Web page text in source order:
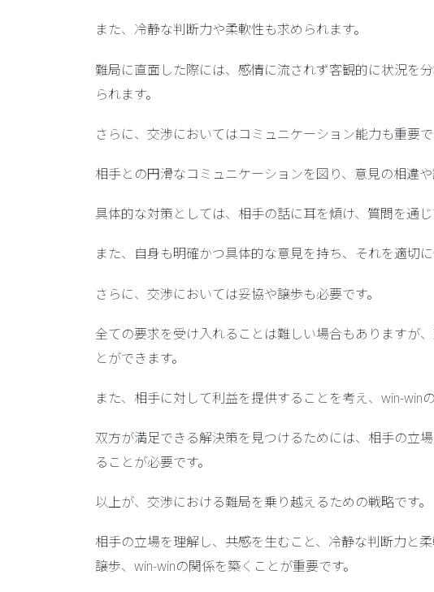
また、冷静な判断力や柔軟性も求められます。
難局に直面した際には、感情に流されず客観的に状況を
られます。
さらに、交渉においてはコミュニケーション能力も重要で
相手との円滑なコミュニケーションを図り、意見の相違
具体的な対策としては、相手の話に耳を傾け、質問を通
また、自身も明確かつ具体的な意見を持ち、それを適切に
さらに、交渉においては妥協や譲歩も必要です。
全ての要求を受け入れることは難しい場合もありますが
とができます。
また、相手に対して利益を提供することを考え、win-win
双方が満足できる解決策を見つけるためには、相手の立
ることが必要です。
以上が、交渉における難局を乗り越えるための戦略です。
相手の立場を理解し、共感を生むこと、冷静な判断力と
譲歩、win-winの関係を築くことが重要です。